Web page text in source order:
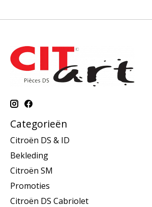
Categorieën
Citroën DS & ID
Bekleding
Citroën SM
Promoties
Citroën DS Cabriolet